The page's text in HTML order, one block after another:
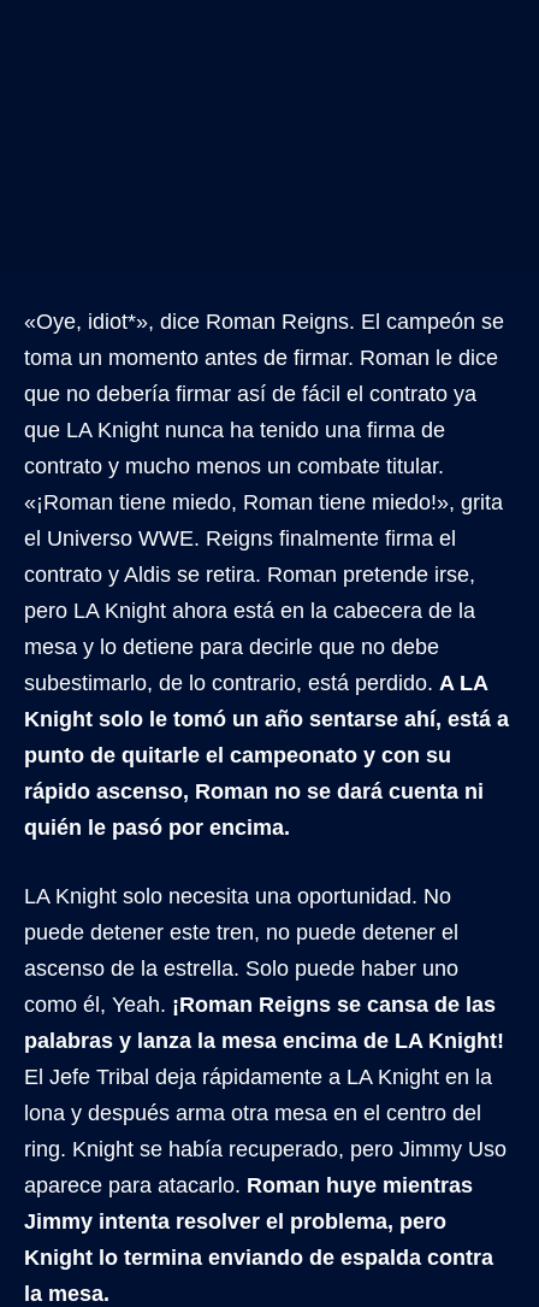
«Oye, idiot*», dice Roman Reigns. El campeón se
toma un momento antes de firmar. Roman le dice
que no debería firmar así de fácil el contrato ya
que LA Knight nunca ha tenido una firma de
contrato y mucho menos un combate titular.
«¡Roman tiene miedo, Roman tiene miedo!», grita
el Universo WWE. Reigns finalmente firma el
contrato y Aldis se retira. Roman pretende irse,
pero LA Knight ahora está en la cabecera de la
mesa y lo detiene para decirle que no debe
subestimarlo, de lo contrario, está perdido. A LA
Knight solo le tomó un año sentarse ahí, está a
punto de quitarle el campeonato y con su
rápido ascenso, Roman no se dará cuenta ni
quién le pasó por encima.
LA Knight solo necesita una oportunidad. No
puede detener este tren, no puede detener el
ascenso de la estrella. Solo puede haber uno
como él, Yeah. ¡Roman Reigns se cansa de las
palabras y lanza la mesa encima de LA Knight!
El Jefe Tribal deja rápidamente a LA Knight en la
lona y después arma otra mesa en el centro del
ring. Knight se había recuperado, pero Jimmy Uso
aparece para atacarlo. Roman huye mientras
Jimmy intenta resolver el problema, pero
Knight lo termina enviando de espalda contra
la mesa.